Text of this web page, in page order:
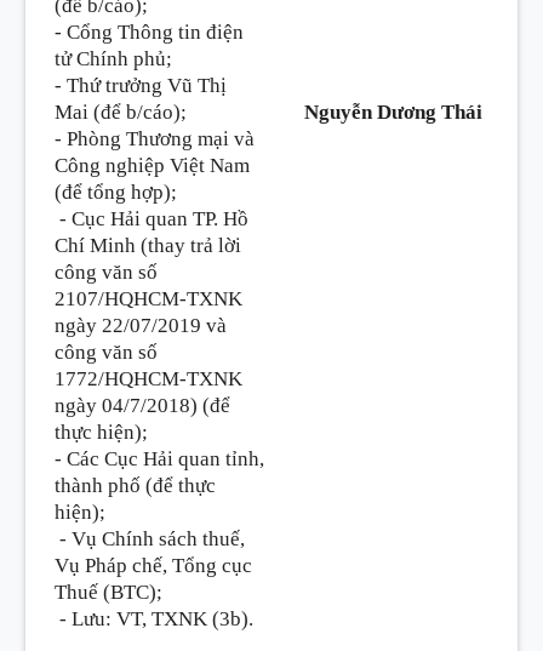
(để b/cáo);
- Cổng Thông tin điện
tử Chính phủ;
- Thứ trưởng Vũ Thị
Mai (để b/cáo);
- Phòng Thương mại và
Công nghiệp Việt Nam
(để tổng hợp);
- Cục Hải quan TP. Hồ
Chí Minh (thay trả lời
công văn số
2107/HQHCM-TXNK
ngày 22/07/2019 và
công văn số
1772/HQHCM-TXNK
ngày 04/7/2018) (để
thực hiện);
- Các Cục Hải quan tỉnh,
thành phố (để thực
hiện);
- Vụ Chính sách thuế,
Vụ Pháp chế, Tổng cục
Thuế (BTC);
- Lưu: VT, TXNK (3b).
Nguyễn Dương Thái